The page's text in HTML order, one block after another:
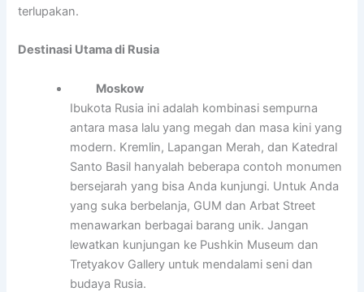
terlupakan.
Destinasi Utama di Rusia
Moskow
Ibukota Rusia ini adalah kombinasi sempurna
antara masa lalu yang megah dan masa kini yang
modern. Kremlin, Lapangan Merah, dan Katedral
Santo Basil hanyalah beberapa contoh monumen
bersejarah yang bisa Anda kunjungi. Untuk Anda
yang suka berbelanja, GUM dan Arbat Street
menawarkan berbagai barang unik. Jangan
lewatkan kunjungan ke Pushkin Museum dan
Tretyakov Gallery untuk mendalami seni dan
budaya Rusia.